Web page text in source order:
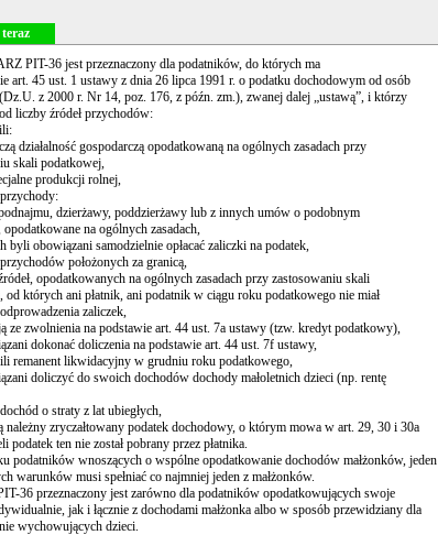
PIT-36 jest przeznaczony dla podatników, do których ma
art. 45 ust. 1 ustawy z dnia 26 lipca 1991 r. o podatku dochodowym od osób
z 2000 r. Nr 14, poz. 176, z późn. zm.), zwanej dalej „ustawą”, i którzy
liczby źródeł przychodów:
działalność gospodarczą opodatkowaną na ogólnych zasadach przy
skali podatkowej,
produkcji rolnej,
dzierżawy, poddzierżawy lub z innych umów o podobnym
opodatkowane na ogólnych zasadach,
byli obowiązani samodzielnie opłacać zaliczki na podatek,
położonych za granicą,
opodatkowanych na ogólnych zasadach przy zastosowaniu skali
od których ani płatnik, ani podatnik w ciągu roku podatkowego nie miał
zaliczek,
ze zwolnienia na podstawie art. 44 ust. 7a ustawy (tzw. kredyt podatkowy),
dokonać doliczenia na podstawie art. 44 ust. 7f ustawy,
remanent likwidacyjny w grudniu roku podatkowego,
doliczyć do swoich dochodów dochody małoletnich dzieci (np. rentę
o straty z lat ubiegłych,
należny zryczałtowany podatek dochodowy, o którym mowa w art. 29, 30 i 30a
podatek ten nie został pobrany przez płatnika.
podatników wnoszących o wspólne opodatkowanie dochodów małżonków, jeden
warunków musi spełniać co najmniej jeden z małżonków.
36 przeznaczony jest zarówno dla podatników opodatkowujących swoje
jak i łącznie z dochodami małżonka albo w sposób przewidziany dla
wychowujących dzieci.